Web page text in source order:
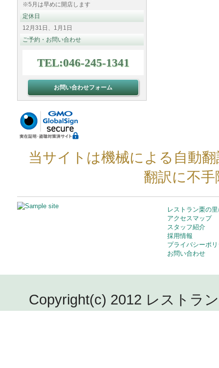
※5月は早めに開店します
定休日
12月31日、1月1日
ご予約・お問い合わせ
TEL:046-245-1341
お問い合わせフォーム
当サイトは機械による自動
翻訳に不
レストラン栗の
アクセスマップ
スタッフ紹介
採用情報
プライバシーポ
お問い合わせ
Copyright(c) 2012 レストラ